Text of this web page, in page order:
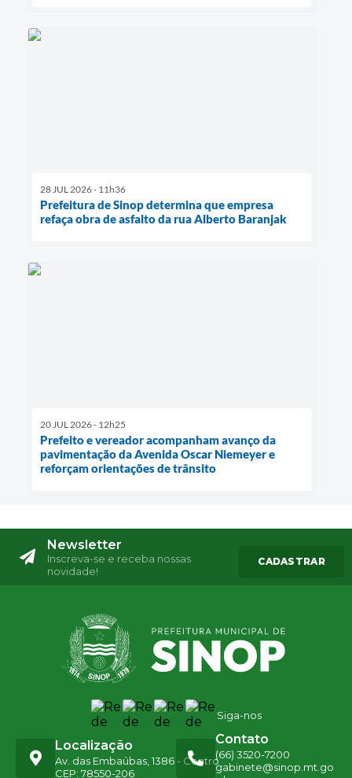
28 JUL 2026 - 11h36
Prefeitura de Sinop determina que empresa
refaça obra de asfalto da rua Alberto Baranjak
20 JUL 2026 - 12h25
Prefeito e vereador acompanham avanço da
pavimentação da Avenida Oscar Niemeyer e
reforçam orientações de trânsito
Newsletter
Inscreva-se e receba nossas
novidade!
CADASTRAR
Siga-nos
Localização
Av. das Embaúbas, 1386 - Centro
CEP: 78550-206
Contato
(66) 3520-7200
gabinete@sinop.mt.go